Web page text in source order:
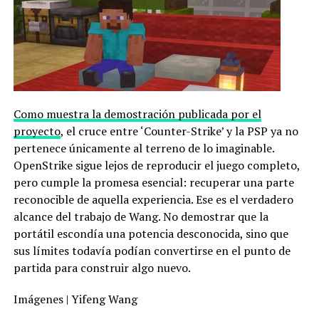
Como muestra la demostración publicada por el
proyecto, el cruce entre ‘Counter-Strike’ y la PSP ya no
pertenece únicamente al terreno de lo imaginable.
OpenStrike sigue lejos de reproducir el juego completo,
pero cumple la promesa esencial: recuperar una parte
reconocible de aquella experiencia. Ese es el verdadero
alcance del trabajo de Wang. No demostrar que la
portátil escondía una potencia desconocida, sino que
sus límites todavía podían convertirse en el punto de
partida para construir algo nuevo.
Imágenes | Yifeng Wang